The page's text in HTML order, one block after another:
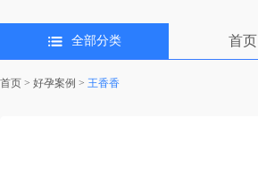
全部分类 首页
首页 > 好孕案例 > 王香香